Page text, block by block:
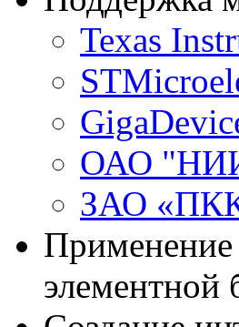
Texas
ОАО
ЗАО
Применение
элементной